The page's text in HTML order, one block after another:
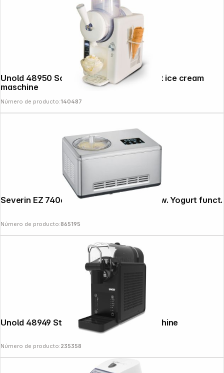
Unold 48950 Sofie 2in1 slush ice and soft ice cream
maschine
Número de producto:140487
Severin EZ 7406 2-in-1 Ice Cream Maker w. Yogurt funct.
Número de producto:865195
Unold 48949 Stella Slush Ice Cream Machine
Número de producto:235358